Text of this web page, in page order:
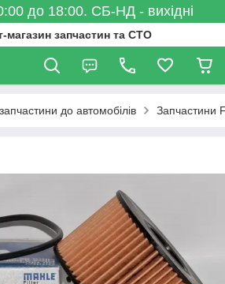
до 18:00. СБ-НД - вихідні
магазин запчастин та СТО
до автомобілів Запчастини